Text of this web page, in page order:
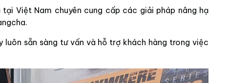
Việt Nam chuyên cung cấp các giải pháp nâng hạ
sẵn sàng tư vấn và hỗ trợ khách hàng trong việc